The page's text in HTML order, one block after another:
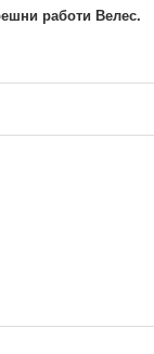
работи Велес.